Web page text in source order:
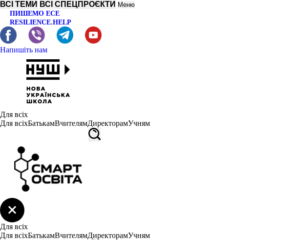
ВСІ ТЕМИ ВСІ СПЕЦПРОЄКТИ Меню
ПИШЕМО ЕСЕ
RESILIENCE.HELP
Напишіть нам
Для всіх
Для всіхБатькамВчителямДиректорамУчням
Для всіх
Для всіхБатькамВчителямДиректорамУчням